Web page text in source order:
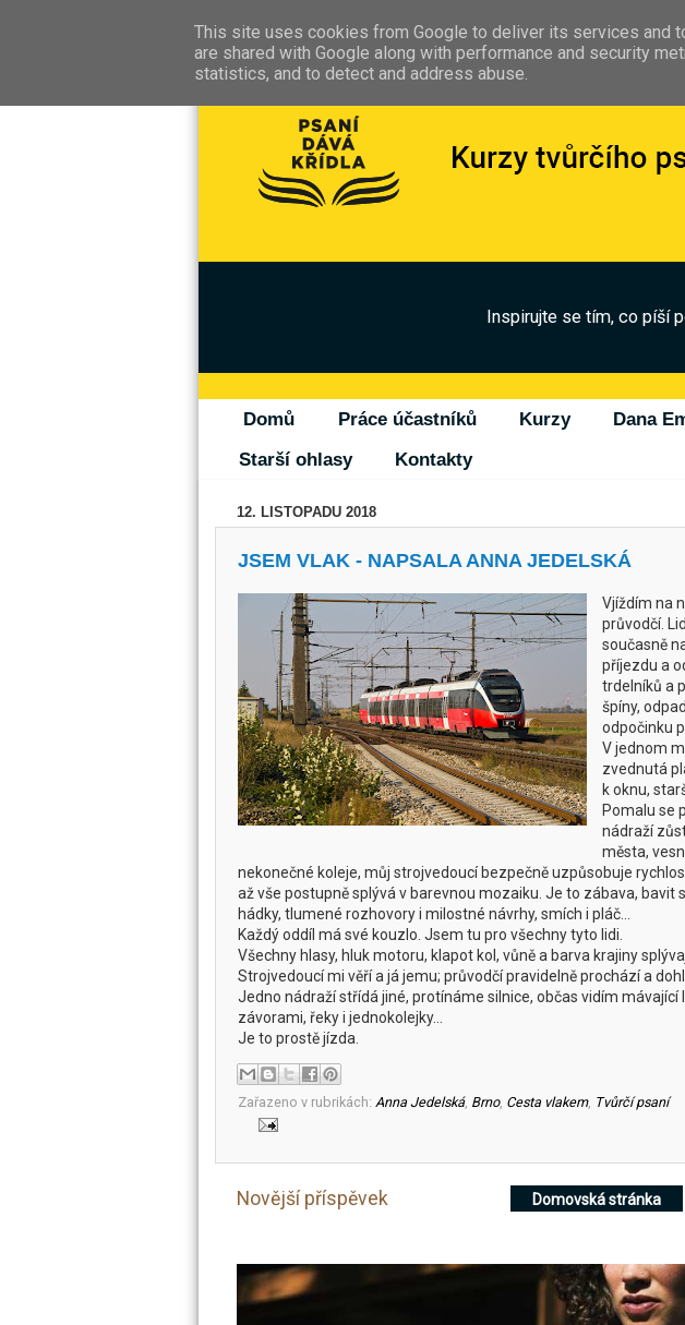
Inspirujte se tím, co píší
Domů Práce účastníků Kurzy Dana
Starší ohlasy
Kontakty
12. LISTOPADU 2018
JSEM VLAK - NAPSALA ANNA JEDELSKÁ
Vjíždím na
průvodčí.
současně
příjezdu a
trdelníků a
špíny,
odpočinku
V jednom
zvednutá
k oknu,
Pomalu se
nádraží
města,
nekonečné koleje, můj strojvedoucí bezpečně uzpůsobuje
až vše postupně splývá v barevnou mozaiku. Je to zábava, bavit
hádky, tlumené rozhovory i milostné návrhy, smích i pláč...
Každý oddíl má své kouzlo. Jsem tu pro všechny tyto lidi.
Všechny hlasy, hluk motoru, klapot kol, vůně a barva krajiny
Strojvedoucí mi věří a já jemu; průvodčí pravidelně prochází a
Jedno nádraží střídá jiné, protínáme silnice, občas vidím mávající
závorami, řeky i jednokolejky...
Je to prostě jízda.
Zařazeno v rubrikách: Anna Jedelská, Brno, Cesta vlakem, Tvůrčí psaní
Novější příspěvek Domovská stránka
This site uses cookies from Google to deliver its services and
are shared with Google along with performance and security
statistics, and to detect and address abuse.